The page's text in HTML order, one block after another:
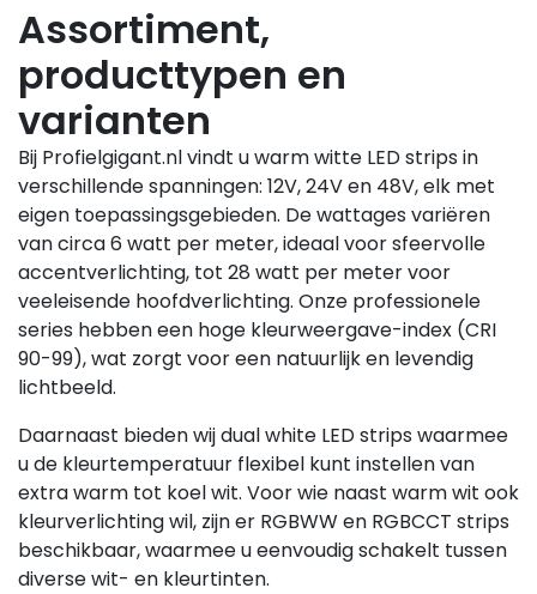
Assortiment,
producttypen en
varianten
Bij Profielgigant.nl vindt u warm witte LED strips in
verschillende spanningen: 12V, 24V en 48V, elk met
eigen toepassingsgebieden. De wattages variëren
van circa 6 watt per meter, ideaal voor sfeervolle
accentverlichting, tot 28 watt per meter voor
veeleisende hoofdverlichting. Onze professionele
series hebben een hoge kleurweergave-index (CRI
90-99), wat zorgt voor een natuurlijk en levendig
lichtbeeld.
Daarnaast bieden wij dual white LED strips waarmee
u de kleurtemperatuur flexibel kunt instellen van
extra warm tot koel wit. Voor wie naast warm wit ook
kleurverlichting wil, zijn er RGBWW en RGBCCT strips
beschikbaar, waarmee u eenvoudig schakelt tussen
diverse wit- en kleurtinten.